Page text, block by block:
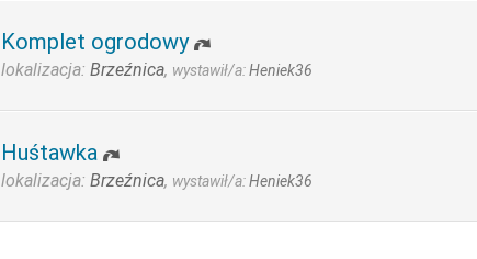
Komplet ogrodowy
lokalizacja: Brzeźnica, wystawił/a:Heniek36
Huśtawka
lokalizacja: Brzeźnica, wystawił/a:Heniek36